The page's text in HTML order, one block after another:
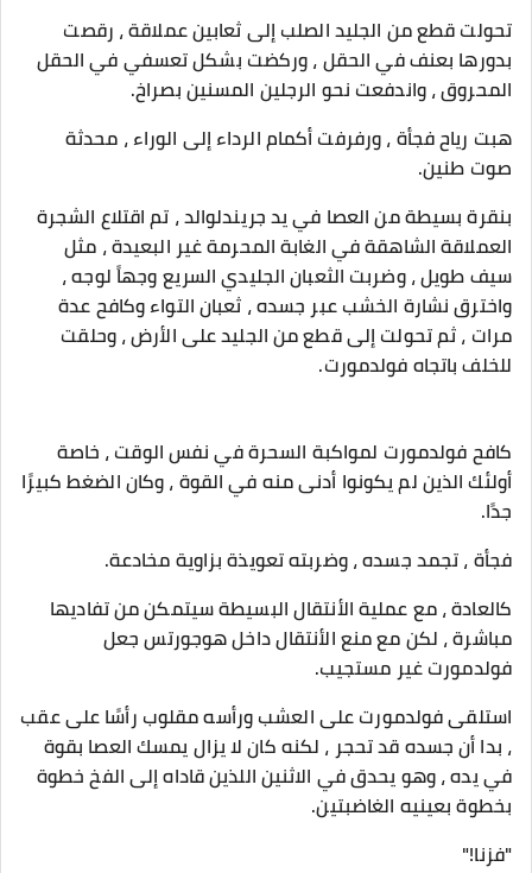
تحولت قطع من الجليد الصلب إلى ثعابين عملاقة ، رقصت
بدورها بعنف في الحقل ، وركضت بشكل تعسفي في الحقل
المحروق ، واندفعت نحو الرجلين المسنين بصراخ.
هبت رياح فجأة ، ورفرفت أكمام الرداء إلى الوراء ، محدثة
صوت طنين.
بنقرة بسيطة من العصا في يد جريندلوالد ، تم اقتلاع الشجرة
العملاقة الشاهقة في الغابة المحرمة غير البعيدة ، مثل
سيف طويل ، وضربت الثعبان الجليدي السريع وجهاً لوجه ،
واخترق نشارة الخشب عبر جسده ، ثعبان التواء وكافح عدة
مرات ، ثم تحولت إلى قطع من الجليد على الأرض ، وحلقت
للخلف باتجاه فولدمورت.
كافح فولدمورت لمواكبة السحرة في نفس الوقت ، خاصة
أولئك الذين لم يكونوا أدنى منه في القوة ، وكان الضغط كبيرًا
جدًا.
فجأة ، تجمد جسده ، وضربته تعويذة بزاوية مخادعة.
كالعادة ، مع عملية الأنتقال البسيطة سيتمكن من تفاديها
مباشرة ، لكن مع منع الأنتقال داخل هوجورتس جعل
فولدمورت غير مستجيب.
استلقى فولدمورت على العشب ورأسه مقلوب رأسًا على عقب
، بدا أن جسده قد تحجر ، لكنه كان لا يزال يمسك العصا بقوة
في يده ، وهو يحدق في الاثنين اللذين قاداه إلى الفخ خطوة
بخطوة بعينيه الغاضبتين.
"فزنا!"